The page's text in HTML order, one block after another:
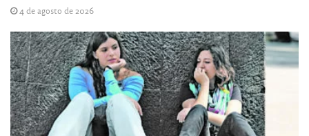
4 de agosto de 2026